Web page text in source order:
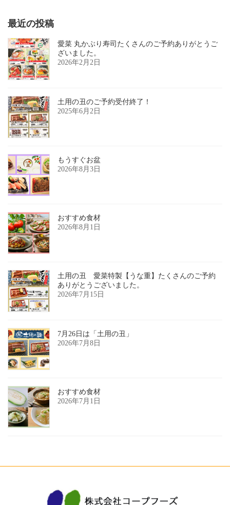
最近の投稿
愛菜 丸かぶり寿司たくさんのご予約ありがとうご
ざいました。
2026年2月2日
土用の丑のご予約受付終了！
2025年6月2日
もうすぐお盆
2026年8月3日
おすすめ食材
2026年8月1日
土用の丑 愛菜特製【うな重】たくさんのご予約
ありがとうございました。
2026年7月15日
7月26日は「土用の丑」
2026年7月8日
おすすめ食材
2026年7月1日